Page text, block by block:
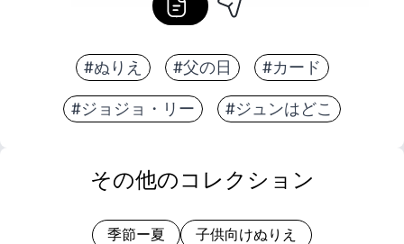
#ぬりえ #父の日 #カード
#ジョジョ・リー #ジュンはどこ
その他のコレクション
季節ー夏 子供向けぬりえ